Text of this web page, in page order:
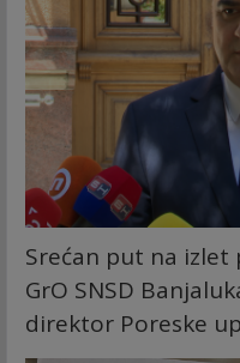
Srećan put na
GrO SNSD
direktor Poreske